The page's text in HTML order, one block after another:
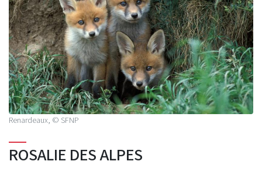
Renardeaux, © SFNP
ROSALIE DES ALPES